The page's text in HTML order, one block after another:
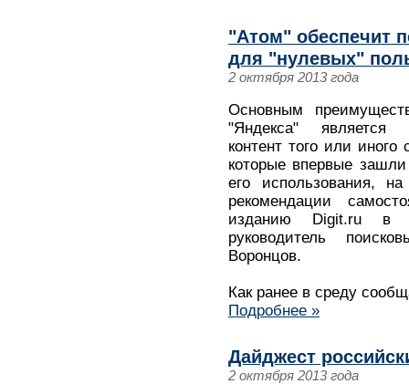
"Атом" обеспечит
для "нулевых"
2 октября 2013 года
Основным
"Яндекса" является
контент того или
которые впервые
его использования,
рекомендации
изданию Digit.ru в
руководитель
Воронцов.
Как ранее в среду
Подробнее »
Дайджест
2 октября 2013 года